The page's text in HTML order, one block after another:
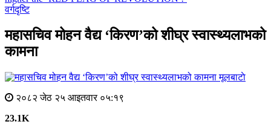
वर्गदृष्टि
महासचिव मोहन वैद्य ‘किरण’को शीघ्र स्वास्थ्यलाभको
कामना
मूलबाटाे
२०८२ जेठ २५ आइतवार ०५:१९
23.1K